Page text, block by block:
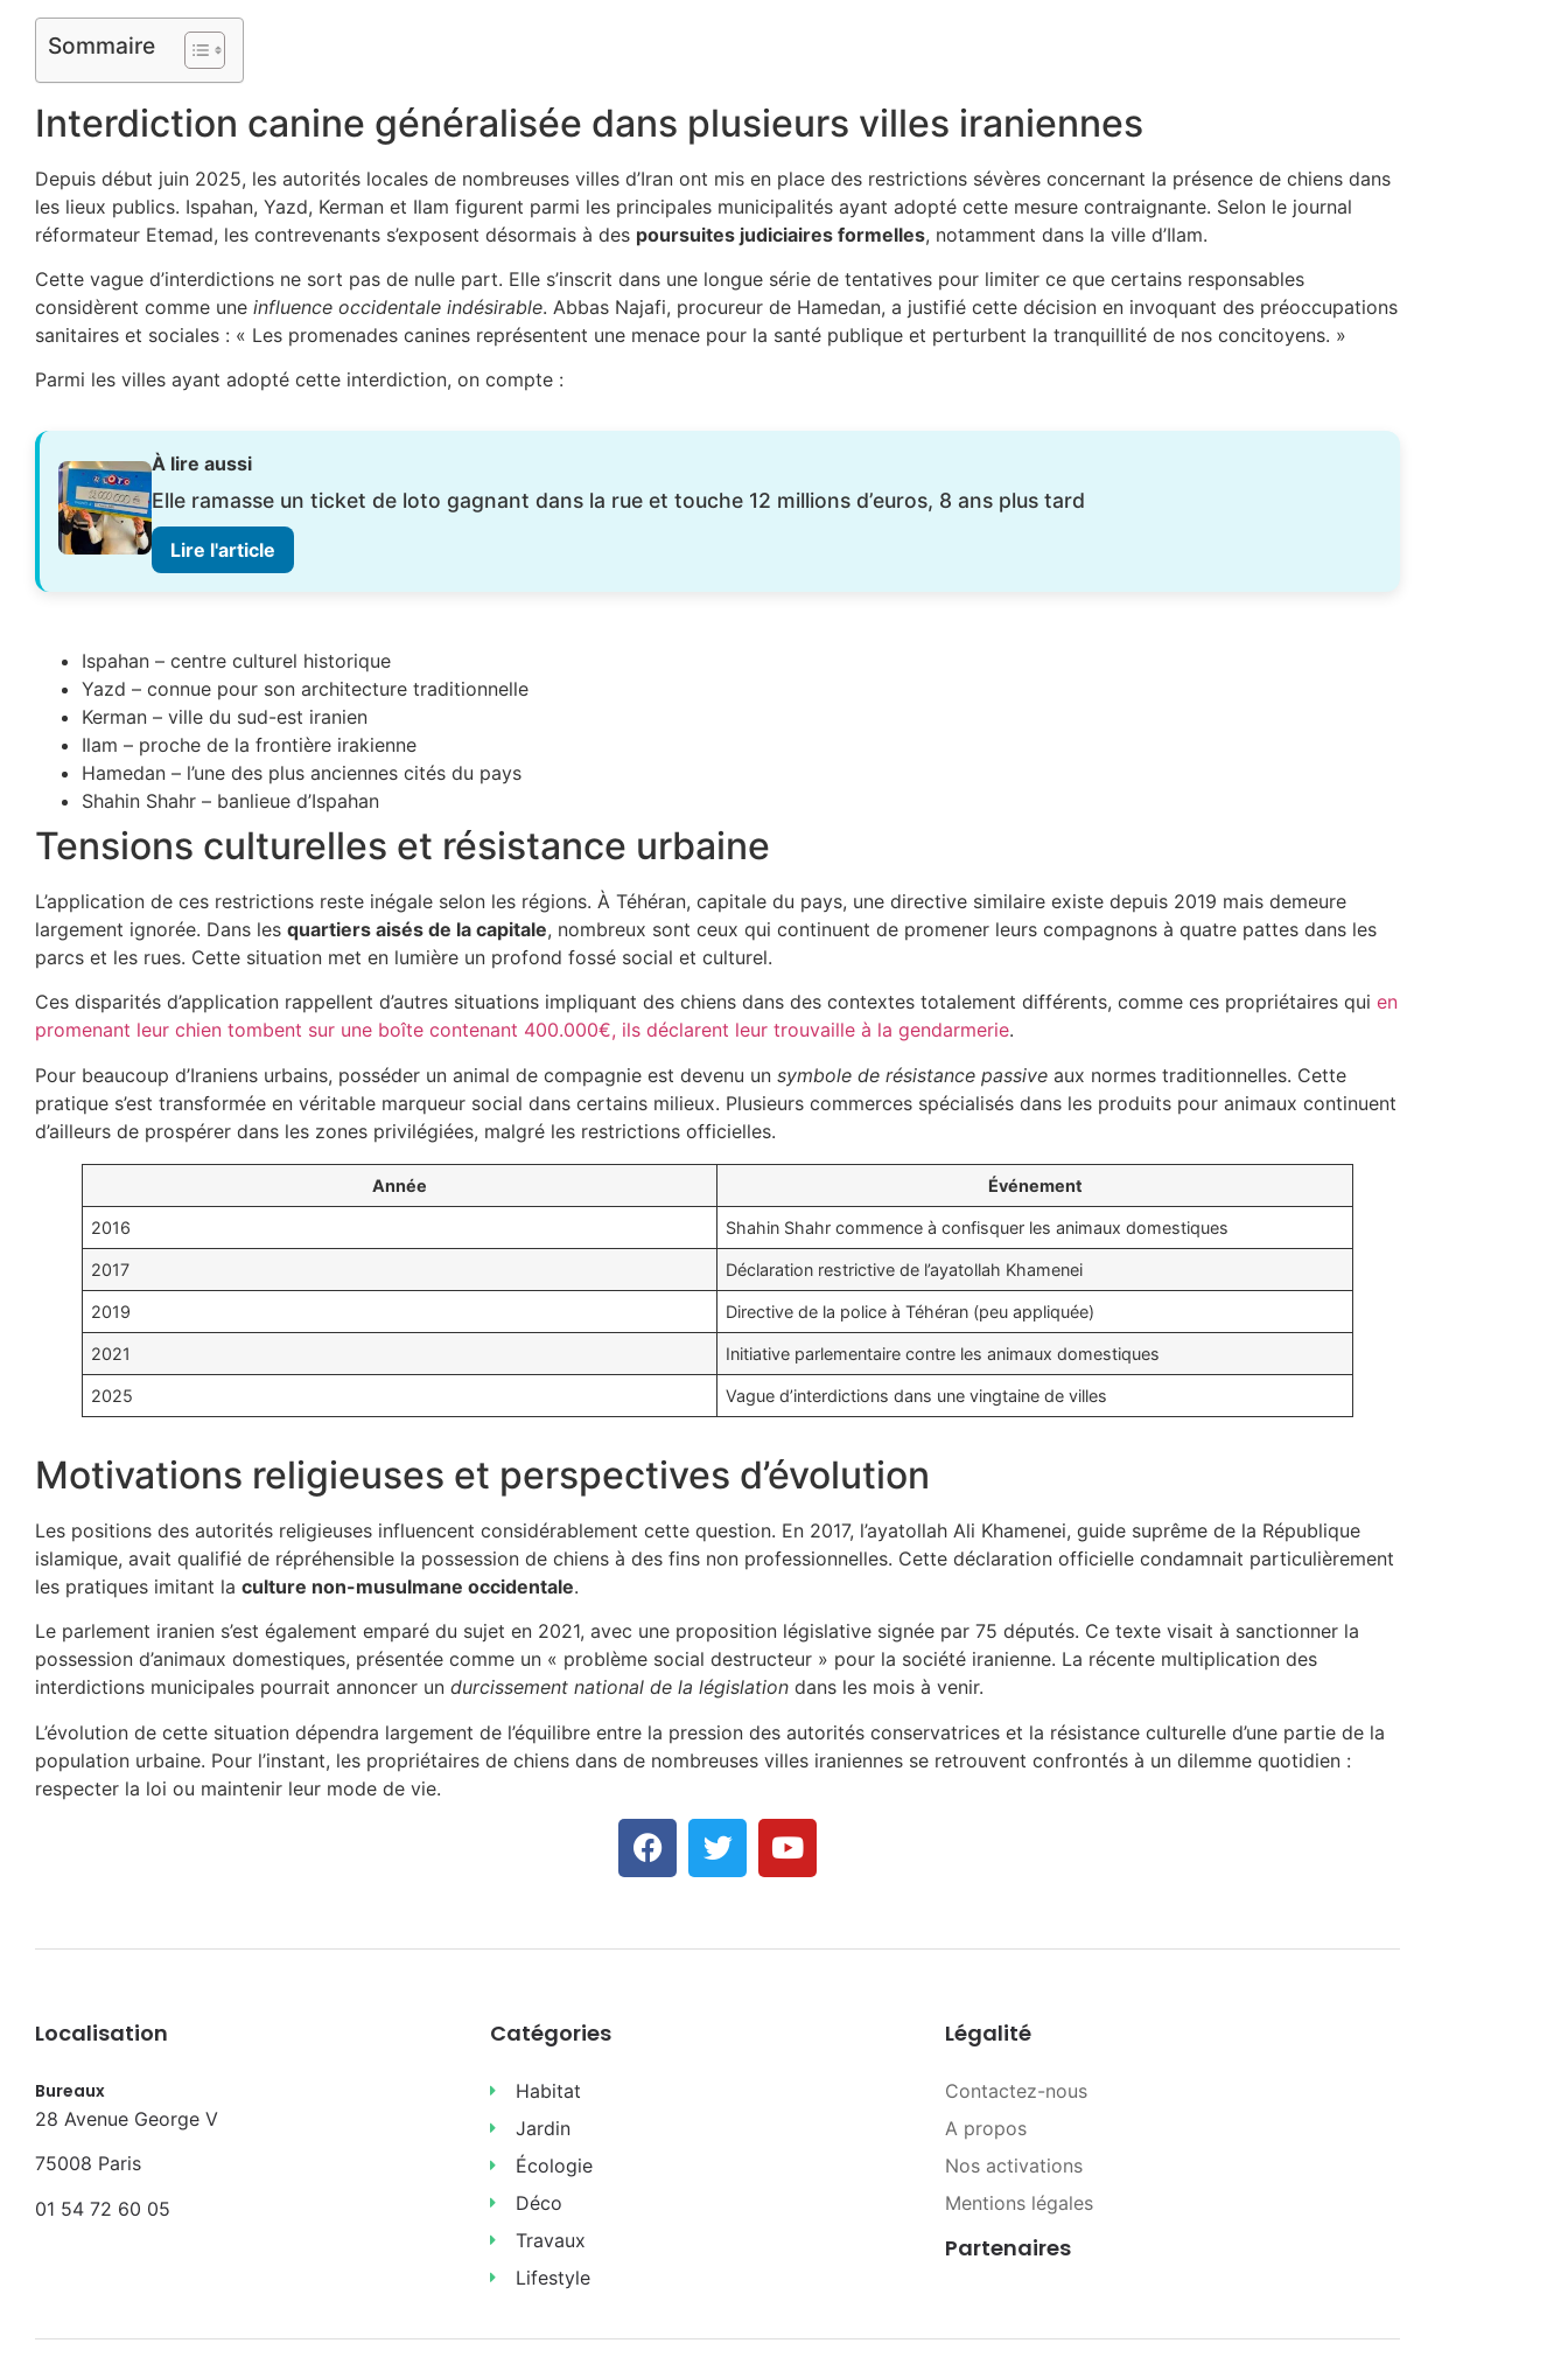
Sommaire
Interdiction canine généralisée dans plusieurs villes iraniennes
Depuis début juin 2025, les autorités locales de nombreuses villes d’Iran ont mis en place des restrictions sévères concernant la présence de chiens dans
les lieux publics. Ispahan, Yazd, Kerman et Ilam figurent parmi les principales municipalités ayant adopté cette mesure contraignante. Selon le journal
réformateur Etemad, les contrevenants s’exposent désormais à des poursuites judiciaires formelles, notamment dans la ville d’Ilam.
Cette vague d’interdictions ne sort pas de nulle part. Elle s’inscrit dans une longue série de tentatives pour limiter ce que certains responsables
considèrent comme une influence occidentale indésirable. Abbas Najafi, procureur de Hamedan, a justifié cette décision en invoquant des préoccupations
sanitaires et sociales : « Les promenades canines représentent une menace pour la santé publique et perturbent la tranquillité de nos concitoyens. »
Parmi les villes ayant adopté cette interdiction, on compte :
À lire aussi
Elle ramasse un ticket de loto gagnant dans la rue et touche 12 millions d’euros, 8 ans plus tard
Lire l'article
Ispahan – centre culturel historique
Yazd – connue pour son architecture traditionnelle
Kerman – ville du sud-est iranien
Ilam – proche de la frontière irakienne
Hamedan – l’une des plus anciennes cités du pays
Shahin Shahr – banlieue d’Ispahan
Tensions culturelles et résistance urbaine
L’application de ces restrictions reste inégale selon les régions. À Téhéran, capitale du pays, une directive similaire existe depuis 2019 mais demeure
largement ignorée. Dans les quartiers aisés de la capitale, nombreux sont ceux qui continuent de promener leurs compagnons à quatre pattes dans les
parcs et les rues. Cette situation met en lumière un profond fossé social et culturel.
Ces disparités d’application rappellent d’autres situations impliquant des chiens dans des contextes totalement différents, comme ces propriétaires qui en
promenant leur chien tombent sur une boîte contenant 400.000€, ils déclarent leur trouvaille à la gendarmerie.
Pour beaucoup d’Iraniens urbains, posséder un animal de compagnie est devenu un symbole de résistance passive aux normes traditionnelles. Cette
pratique s’est transformée en véritable marqueur social dans certains milieux. Plusieurs commerces spécialisés dans les produits pour animaux continuent
d’ailleurs de prospérer dans les zones privilégiées, malgré les restrictions officielles.
Année Événement
2016 Shahin Shahr commence à confisquer les animaux domestiques
2017 Déclaration restrictive de l’ayatollah Khamenei
2019 Directive de la police à Téhéran (peu appliquée)
2021 Initiative parlementaire contre les animaux domestiques
2025 Vague d’interdictions dans une vingtaine de villes
Motivations religieuses et perspectives d’évolution
Les positions des autorités religieuses influencent considérablement cette question. En 2017, l’ayatollah Ali Khamenei, guide suprême de la République
islamique, avait qualifié de répréhensible la possession de chiens à des fins non professionnelles. Cette déclaration officielle condamnait particulièrement
les pratiques imitant la culture non-musulmane occidentale.
Le parlement iranien s’est également emparé du sujet en 2021, avec une proposition législative signée par 75 députés. Ce texte visait à sanctionner la
possession d’animaux domestiques, présentée comme un « problème social destructeur » pour la société iranienne. La récente multiplication des
interdictions municipales pourrait annoncer un durcissement national de la législation dans les mois à venir.
L’évolution de cette situation dépendra largement de l’équilibre entre la pression des autorités conservatrices et la résistance culturelle d’une partie de la
population urbaine. Pour l’instant, les propriétaires de chiens dans de nombreuses villes iraniennes se retrouvent confrontés à un dilemme quotidien :
respecter la loi ou maintenir leur mode de vie.
Localisation
Bureaux
28 Avenue George V
75008 Paris
01 54 72 60 05
Catégories
Habitat
Jardin
Écologie
Déco
Travaux
Lifestyle
Légalité
Contactez-nous
A propos
Nos activations
Mentions légales
Partenaires